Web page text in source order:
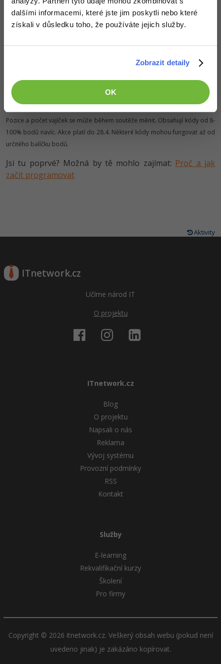
dalšími informacemi, které jste jim poskytli nebo které
získali v důsledku toho, že používáte jejich služby.
Zobrazit detaily
OK
Hodnoty vajíček
Kuře +38%
Zajíc +100%
Pozice a počet vajíček se může během soutěže měnit. Obsahují kódy od 8-
100% bodů navíc. Akce platí do 28.4. Některé kódy mohou fungovat až od
určitého balíčku bodů.
Jsi tu poprvé? Možná by tě mohlo zajímat: Proč a jak
začít programovat
Aktivity
ITnetwork.cz
Učíme národ IT
O projektu
ITnetwork.cz
Blog
O projektu
Napsali o nás
Reklama
Vývoj systému
Provozní podmínky
RSS
Kontakt
Služby
E-learning
Rekvalifikační kurzy
Školení
Pro firmy
Copyright © 2026 itnetwork.cz. Veškerý obsah webu (pokud není
uvedeno jinak) je zakázáno kopírovat.